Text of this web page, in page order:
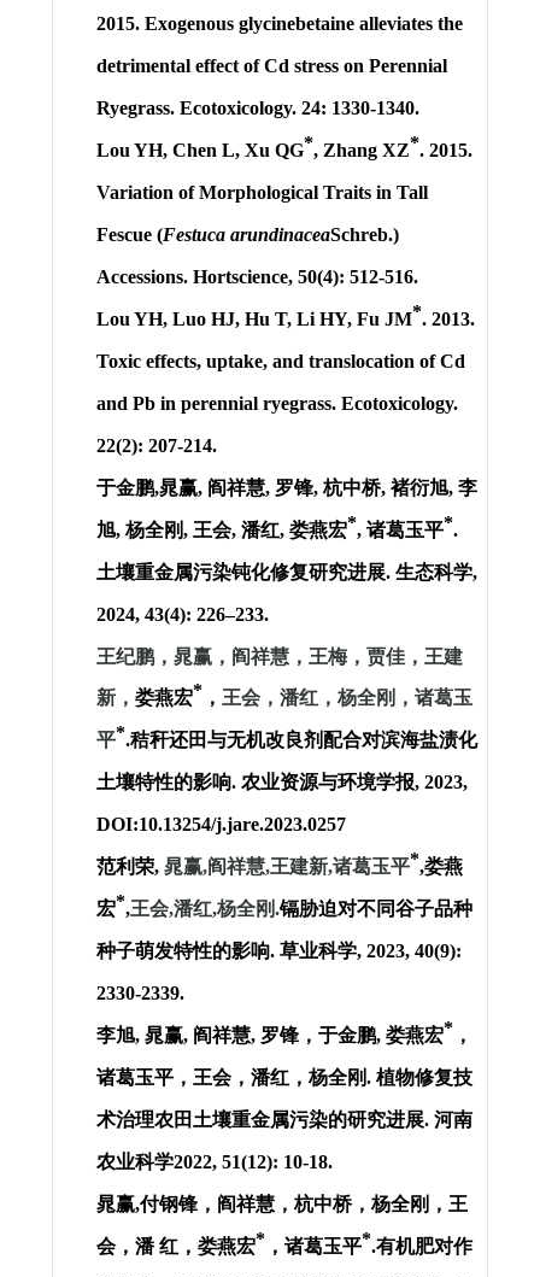
2015. Exogenous glycinebetaine alleviates the
detrimental effect of Cd stress on Perennial
Ryegrass. Ecotoxicology. 24: 1330-1340.
Lou YH, Chen L, Xu QG*, Zhang XZ*. 2015.
Variation of Morphological Traits in Tall
Fescue (Festuca arundinaceaSchreb.)
Accessions. Hortscience, 50(4): 512-516.
Lou YH, Luo HJ, Hu T, Li HY, Fu JM*. 2013.
Toxic effects, uptake, and translocation of Cd
and Pb in perennial ryegrass. Ecotoxicology.
22(2): 207-214.
于金鹏,晁赢, 阎祥慧, 罗锋, 杭中桥, 褚衍旭, 李
旭, 杨全刚, 王会, 潘红, 娄燕宏*, 诸葛玉平*.
土壤重金属污染钝化修复研究进展. 生态科学,
2024, 43(4): 226–233.
王纪鹏， 晁赢， 阎祥慧， 王梅， 贾佳， 王建
新， 娄燕宏* ， 王会， 潘红， 杨全刚， 诸葛玉
平*.秸秆还田与无机改良剂配合对滨海盐渍化
土壤特性的影响. 农业资源与环境学报,2023,
DOI:10.13254/j.jare.2023.0257
范利荣, 晁赢,阎祥慧,王建新,诸葛玉平*,娄燕
宏*,王会,潘红,杨全刚.镉胁迫对不同谷子品种
种子萌发特性的影响. 草业科学, 2023, 40(9):
2330-2339.
李旭, 晁赢, 阎祥慧, 罗锋，于金鹏, 娄燕宏* ，
诸葛玉平，王会，潘红，杨全刚. 植物修复技
术治理农田土壤重金属污染的研究进展. 河南
农业科学2022, 51(12): 10-18.
晁赢,付钢锋，阎祥慧，杭中桥，杨全刚，王
会，潘 红， 娄燕宏* ，诸葛玉平*.有机肥对作